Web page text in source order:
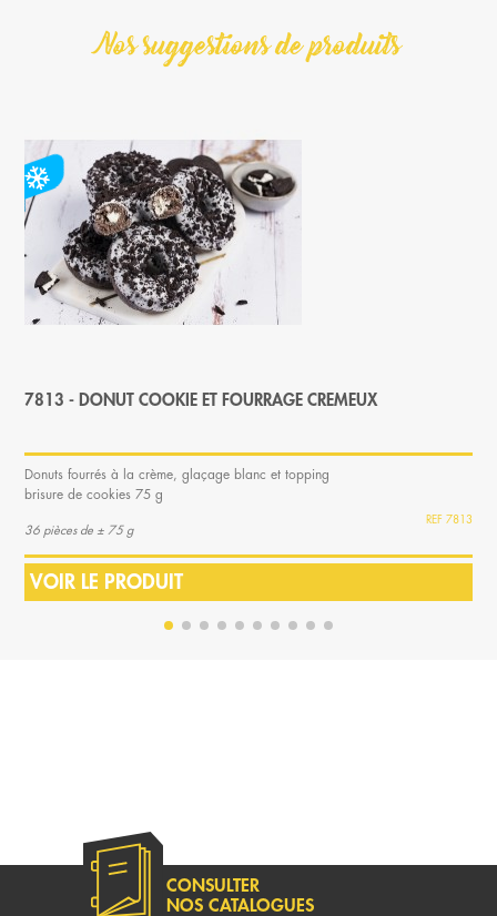
Nos suggestions de produits
7813 - DONUT COOKIE ET FOURRAGE CREMEUX
Donuts fourrés à la crème, glaçage blanc et topping
brisure de cookies 75 g
36 pièces de ± 75 g
7813
VOIR LE PRODUIT
CONSULTER
NOS CATALOGUES